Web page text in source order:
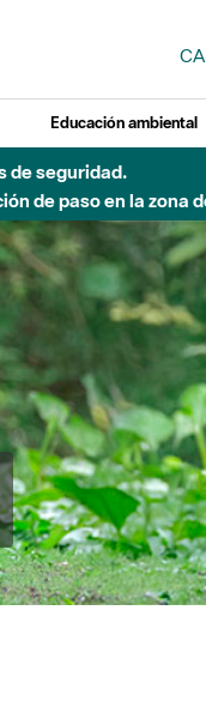
CA
Educación ambiental
intensas.